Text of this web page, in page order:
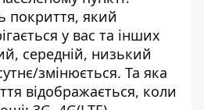
покриття, який
у вас та інших
середній, низький
змінюється. Та яка
відображається, коли